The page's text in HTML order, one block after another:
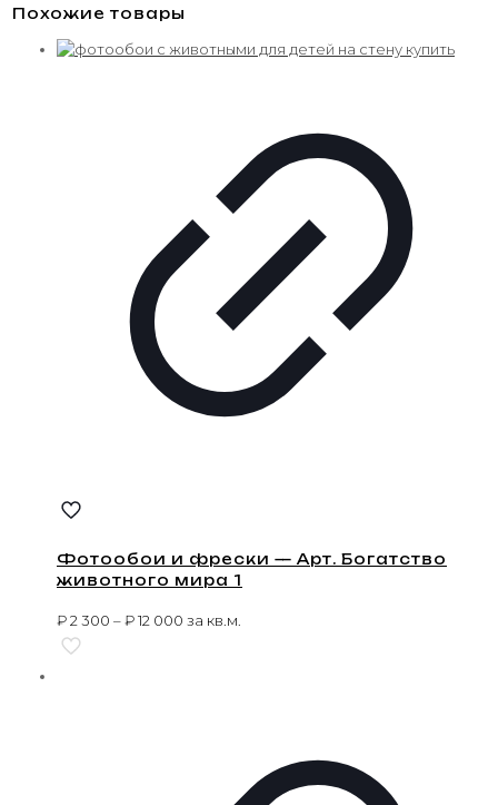
Похожие товары
Фотообои и фрески — Арт. Богатство
животного мира 1
₽2 300 –₽12 000 за кв.м.